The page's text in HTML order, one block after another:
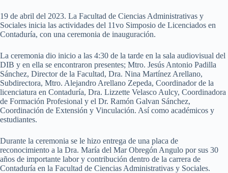
19 de abril del 2023. La Facultad de Ciencias Administrativas y
Sociales inicia las actividades del 11vo Simposio de Licenciados en
Contaduría, con una ceremonia de inauguración.
La ceremonia dio inicio a las 4:30 de la tarde en la sala audiovisual del
DIB y en ella se encontraron presentes; Mtro. Jesús Antonio Padilla
Sánchez, Director de la Facultad, Dra. Nina Martínez Arellano,
Subdirectora, Mtro. Alejandro Arellano Zepeda, Coordinador de la
licenciatura en Contaduría, Dra. Lizzette Velasco Aulcy, Coordinadora
de Formación Profesional y el Dr. Ramón Galvan Sánchez,
Coordinación de Extensión y Vinculación. Así como académicos y
estudiantes.
Durante la ceremonia se le hizo entrega de una placa de
reconocimiento a la Dra. María del Mar Obregón Angulo por sus 30
años de importante labor y contribución dentro de la carrera de
Contaduría en la Facultad de Ciencias Administrativas y Sociales.